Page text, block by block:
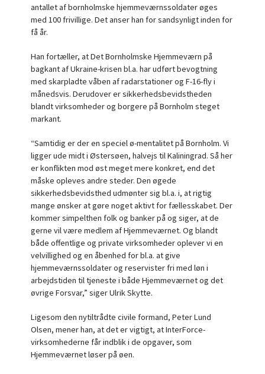
antallet af bornholmske hjemmeværnssoldater øges
med 100 frivillige. Det anser han for sandsynligt inden for
få år.
Han fortæller, at Det Bornholmske Hjemmeværn på
bagkant af Ukraine-krisen bl.a. har udført bevogtning
med skarpladte våben af radarstationer og F-16-fly i
månedsvis. Derudover er sikkerhedsbevidstheden
blandt virksomheder og borgere på Bornholm steget
markant.
“Samtidig er der en speciel ø-mentalitet på Bornholm. Vi
ligger ude midt i Østersøen, halvejs til Kaliningrad. Så her
er konflikten mod øst meget mere konkret, end det
måske opleves andre steder. Den øgede
sikkerhedsbevidsthed udmønter sig bl.a. i, at rigtig
mange ønsker at gøre noget aktivt for fællesskabet. Der
kommer simpelthen folk og banker på og siger, at de
gerne vil være medlem af Hjemmeværnet. Og blandt
både offentlige og private virksomheder oplever vi en
velvillighed og en åbenhed for bl.a. at give
hjemmeværnssoldater og reservister fri med løn i
arbejdstiden til tjeneste i både Hjemmeværnet og det
øvrige Forsvar,” siger Ulrik Skytte.
Ligesom den nytiltrådte civile formand, Peter Lund
Olsen, mener han, at det er vigtigt, at InterForce-
virksomhederne får indblik i de opgaver, som
Hjemmeværnet løser på øen.